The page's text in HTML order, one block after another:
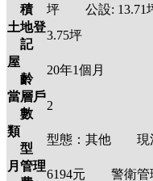
積
坪 公設: 13.71
土地登
記
3.75坪
屋
齡
20年1個月
當層戶
數
2
類
型
型態： 其他 現
月管理
6194元 警衛管